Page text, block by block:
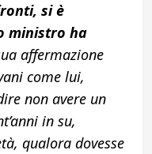
si è
ministro ha
affermazione
come lui,
non avere un
in su,
qualora dovesse